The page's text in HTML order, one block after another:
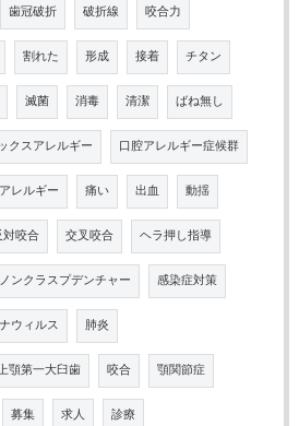
歯冠破折 破折線 咬合力
割れた 形成 接着 チタン
滅菌 消毒 清潔 ばね無し
クスアレルギー 口腔アレルギー症候群
アレルギー 痛い 出血 動揺
対咬合 交叉咬合 ヘラ押し指導
ノンクラスプデンチャー 感染症対策
ウィルス 肺炎
顎第一大臼歯 咬合 顎関節症
募集 求人 診療